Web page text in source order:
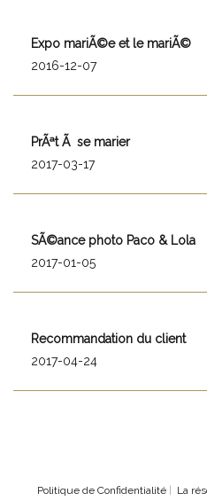
Expo mariÃ©e et le mariÃ©
2016-12-07
PrÃªt Ã se marier
2017-03-17
SÃ©ance photo Paco & Lola
2017-01-05
Recommandation du client
2017-04-24
Politique de Confidentialité | La